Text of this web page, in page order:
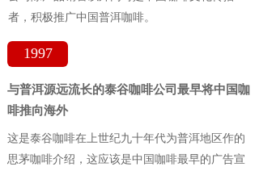
者，积极推广中国普洱咖啡。
1997
与普洱源远流长的泰谷咖啡公司最早将中国咖
啡推向海外
这是泰谷咖啡在上世纪九十年代为普洱地区作的
思茅咖啡介绍，这应该是中国咖啡最早的广告宣